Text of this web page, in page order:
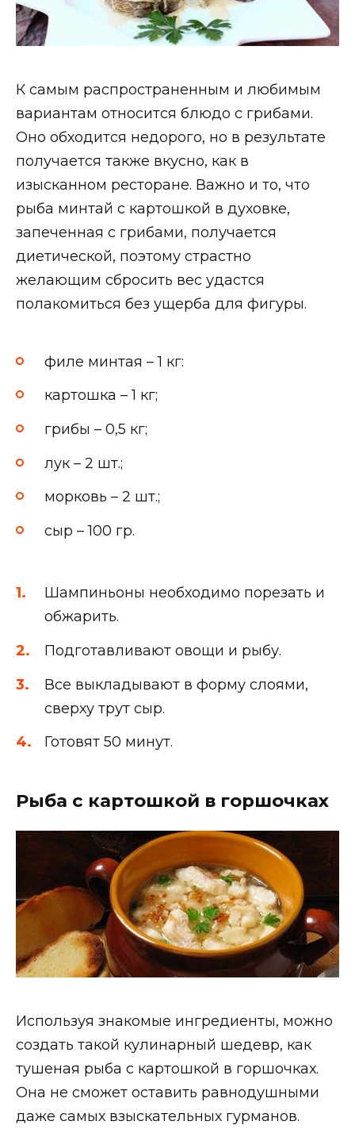
К самым распространенным и любимым
вариантам относится блюдо с грибами.
Оно обходится недорого, но в результате
получается также вкусно, как в
изысканном ресторане. Важно и то, что
рыба минтай с картошкой в духовке,
запеченная с грибами, получается
диетической, поэтому страстно
желающим сбросить вес удастся
полакомиться без ущерба для фигуры.
филе минтая – 1 кг:
картошка – 1 кг;
грибы – 0,5 кг;
лук – 2 шт.;
морковь – 2 шт.;
сыр – 100 гр.
Шампиньоны необходимо порезать и
обжарить.
Подготавливают овощи и рыбу.
Все выкладывают в форму слоями,
сверху трут сыр.
Готовят 50 минут.
Рыба с картошкой в горшочках
Используя знакомые ингредиенты, можно
создать такой кулинарный шедевр, как
тушеная рыба с картошкой в горшочках.
Она не сможет оставить равнодушными
даже самых взыскательных гурманов.